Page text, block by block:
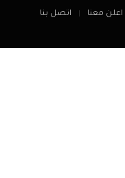
اعلن معنا اتصل بنا